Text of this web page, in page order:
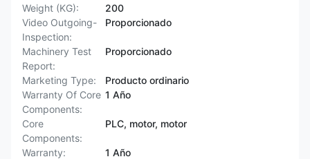
Weight (KG):
200
Video Outgoing-
Inspection:
Proporcionado
Machinery Test
Report:
Proporcionado
Marketing Type:
Producto ordinario
Warranty Of Core
Components:
1 Año
Core
Components:
PLC, motor, motor
Warranty:
1 Año